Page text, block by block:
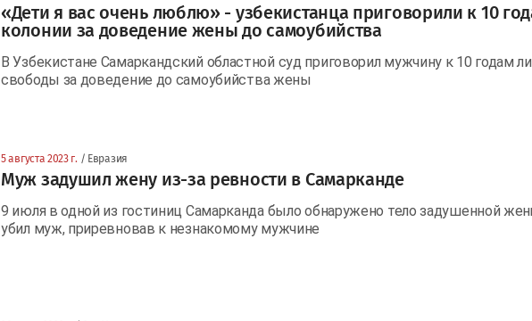
«Дети я вас очень люблю» - узбекистанца приговорили к 10
колонии за доведение жены до самоубийства
В Узбекистане Самаркандский областной суд приговорил мужчину к 10 годам
свободы за доведение до самоубийства жены
5 августа 2023 г. / Евразия
Муж задушил жену из-за ревности в Самарканде
9 июля в одной из гостиниц Самарканда было обнаружено тело задушенной
убил муж, приревновав к незнакомому мужчине